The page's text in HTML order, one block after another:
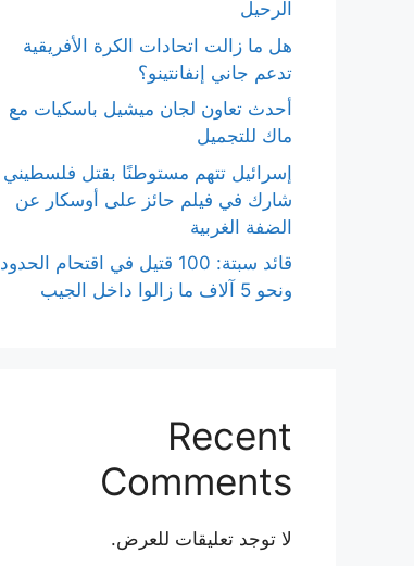
الرحيل
هل ما زالت اتحادات الكرة الأفريقية
تدعم جاني إنفانتينو؟
أحدث تعاون لجان ميشيل باسكيات مع
ماك للتجميل
إسرائيل تتهم مستوطنًا بقتل فلسطيني
شارك في فيلم حائز على أوسكار عن
الضفة الغربية
قائد سبتة: 100 قتيل في اقتحام الحدود
ونحو 5 آلاف ما زالوا داخل الجيب
Recent
Comments
لا توجد تعليقات للعرض.